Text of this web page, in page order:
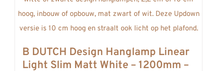
B DUTCH Design Hanglamp Linear
Light Slim Matt White – 1200mm –